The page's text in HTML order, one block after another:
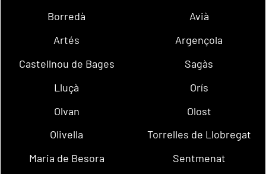
Borredà
Avià
Artés
Argençola
Castellnou de Bages
Sagàs
Lluçà
Orís
Olvan
Olost
Olivella
Torrelles de Llobregat
Maria de Besora
Sentmenat